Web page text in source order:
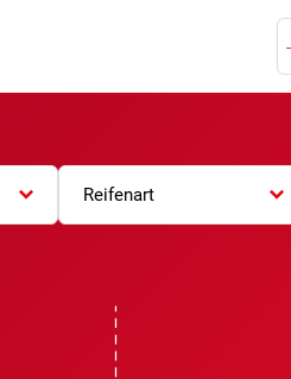
Reifenart